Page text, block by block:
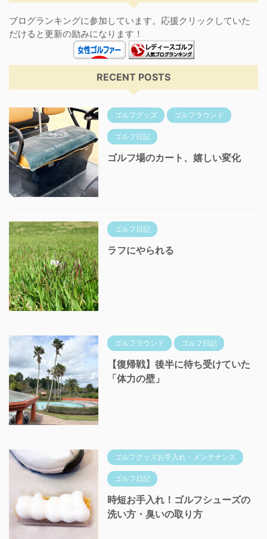
ブログランキングに参加しています。応援クリックしていた
だけると更新の励みになります！
RECENT POSTS
ゴルフグッズ ゴルフラウンド
ゴルフ日記
ゴルフ場のカート、嬉しい変化
ゴルフ日記
ラフにやられる
ゴルフラウンド ゴルフ日記
【復帰戦】後半に待ち受けていた
「体力の壁」
ゴルフグッズお手入れ・メンテナンス
ゴルフ日記
時短お手入れ！ゴルフシューズの
洗い方・臭いの取り方